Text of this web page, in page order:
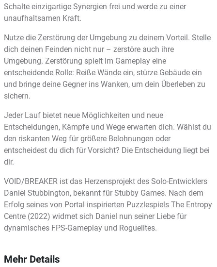
Schalte einzigartige Synergien frei und werde zu einer
unaufhaltsamen Kraft.
Nutze die Zerstörung der Umgebung zu deinem Vorteil. Stelle
dich deinen Feinden nicht nur – zerstöre auch ihre
Umgebung. Zerstörung spielt im Gameplay eine
entscheidende Rolle: Reiße Wände ein, stürze Gebäude ein
und bringe deine Gegner ins Wanken, um dein Überleben zu
sichern.
Jeder Lauf bietet neue Möglichkeiten und neue
Entscheidungen, Kämpfe und Wege erwarten dich. Wählst du
den riskanten Weg für größere Belohnungen oder
entscheidest du dich für Vorsicht? Die Entscheidung liegt bei
dir.
VOID/BREAKER ist das Herzensprojekt des Solo-Entwicklers
Daniel Stubbington, bekannt für Stubby Games. Nach dem
Erfolg seines von Portal inspirierten Puzzlespiels The Entropy
Centre (2022) widmet sich Daniel nun seiner Liebe für
dynamisches FPS-Gameplay und Roguelites.
Mehr Details